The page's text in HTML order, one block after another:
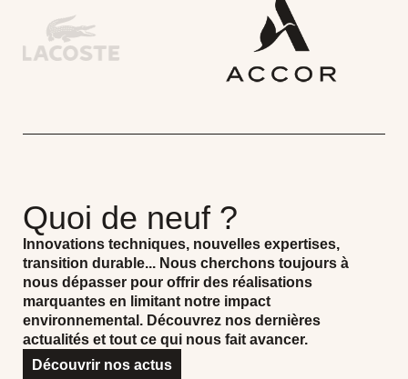
Quoi de neuf ?
Innovations techniques, nouvelles expertises,
transition durable... Nous cherchons toujours à
nous dépasser pour offrir des réalisations
marquantes en limitant notre impact
environnemental. Découvrez nos dernières
actualités et tout ce qui nous fait avancer.
Découvrir nos actus